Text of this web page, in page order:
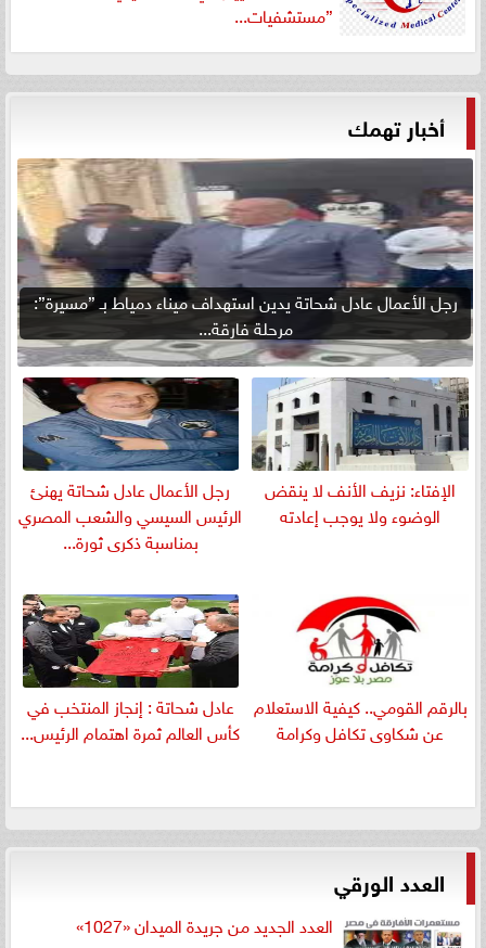
”مستشفيات...
أخبار تهمك
رجل الأعمال عادل شحاتة يدين استهداف ميناء دمياط بـ ”مسيرة”:
مرحلة فارقة...
الإفتاء: نزيف الأنف لا ينقض
الوضوء ولا يوجب إعادته
رجل الأعمال عادل شحاتة يهنئ
الرئيس السيسي والشعب المصري
بمناسبة ذكرى ثورة...
بالرقم القومي.. كيفية الاستعلام
عن شكاوى تكافل وكرامة
عادل شحاتة : إنجاز المنتخب في
كأس العالم ثمرة اهتمام الرئيس...
العدد الورقي
العدد الجديد من جريدة الميدان «1027»